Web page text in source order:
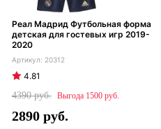
Реал Мадрид Футбольная форма
детская для гостевых игр 2019-
2020
20312
4.81
4390
1500
2890